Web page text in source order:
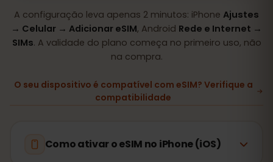
A configuração leva apenas 2 minutos: iPhone Ajustes
→ Celular → Adicionar eSIM, Android Rede e Internet →
SIMs. A validade do plano começa no primeiro uso, não
na compra.
O seu dispositivo é compatível com eSIM? Verifique a
compatibilidade
Como ativar o eSIM no iPhone (iOS)